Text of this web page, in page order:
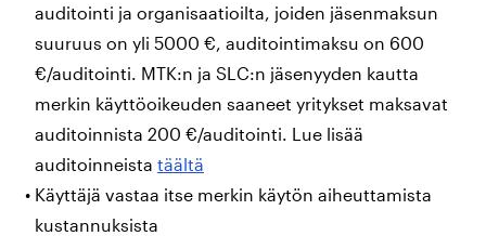
auditointi ja organisaatioilta, joiden jäsenmaksun
suuruus on yli 5000 €, auditointimaksu on 600
€/auditointi. MTK:n ja SLC:n jäsenyyden kautta
merkin käyttöoikeuden saaneet yritykset maksavat
auditoinnista 200 €/auditointi. Lue lisää
auditoinneista täältä
Käyttäjä vastaa itse merkin käytön aiheuttamista
kustannuksista